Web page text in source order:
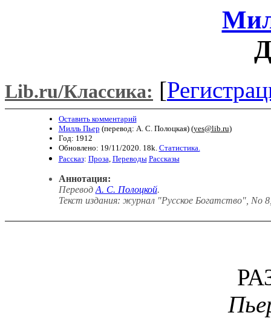
Lib.ru/Классика: [
Оставить комментарий
Милль Пьер (перевод: А. С. Полоцкая) (yes@lib.ru)
Год: 1912
Обновлено: 19/11/2020. 18k. Статистика.
Рассказ: Проза Переводы Рассказы
Аннотация:
Перевод А. С. Полоцкой.
Текст издания: журнал "Русское Богатство", No